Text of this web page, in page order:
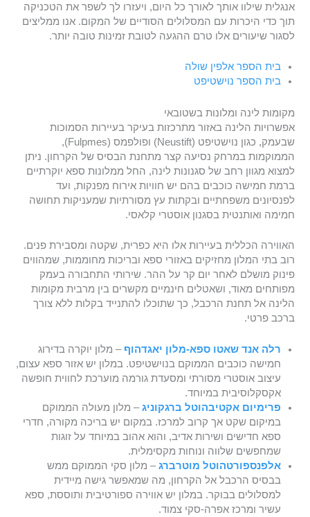
אנגלית שילוו אותך לאורך כל היום, ויעזרו לך לשפר את הטכניקה
תוך כדי היכרות עם המסלולים הסודיים של המקום. אנו ממליצים
לסגור שיעורים אלו טרם ההגעה לטובת זמינות טובה יותר.
בית הספר אלפין שולה
בית הספר נוישטיפט
מקומות לינה ומלונות בשטובאי
אפשרויות הלינה באזור מתרכזות בעיקר בעיירות הסמוכות
שבעמק, כגון נוישטיפט (Neustift) ופולפמס (Fulpmes),
הממוקמות במרחק נסיעה קצר מתחנת הבסיס של הקרחון. ניתן
למצוא מגוון רחב של סגנונות לינה, החל ממלונות ספא יוקרתיים
ברמת חמישה כוכבים בהם יש חוויות אירוח מפנקות, ועד
לפנסיונים משפחתיים ובקתות עץ מסורתיות שמעניקות תחושה
חמימה ואותנטית בסגנון אוסטרי קלאסי.
האווירה הכללית בעיירות אלו היא כפרית, שקטה ומסבירת פנים.
רוב בתי המלון מחזיקים באזורי ספא ובריכות מחוממות, שמהווים
פינוק מושלם לאחר יום קר על ההר. שירותי התחבורה בעמק
מפותחים מאוד, ושאטלים חינמיים מקשרים בין מרבית מקומות
הלינה אל תחנת הרכבל, כך שתוכלו להתנייד בקלות ללא צורך
ברכב פרטי.
רלה אנד שאטו ספא-מלון יאגדהוף – מלון יוקרה בדירוג
חמישה כוכבים הממוקם בנוישטיפט. במלון יש אזור ספא עצום,
עיצוב אוסטרי מסורתי ומסעדת גורמה מוערכת לחווית חופשה
אקסקלוסיבית במיוחד.
פרימיום אקטיבהוטל ברגקוניג– מלון מעולה הממוקם
במיקום שקט אך קרוב למרכז. במקום יש בריכה מקורה, חדרי
ספא חדישים ושירות אדיב, והוא אהוב במיוחד על זוגות
שמחפשים שלווה ונוחות מקסימלית.
אלפנספורטהוטל מוטרברג– מלון סקי הממוקם ממש
בבסיס הרכבל אל הקרחון, מה שמאפשר גישה מיידית
למסלולים בבוקר. במלון יש אווירה ספורטיבית ותוססת, ספא
עשיר ומרכז אפרה-סקי צמוד.